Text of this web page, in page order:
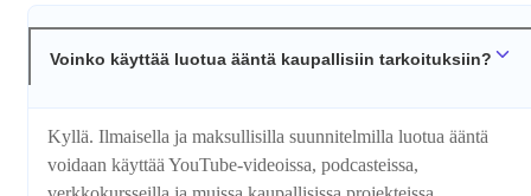
Voinko käyttää luotua ääntä kaupallisiin tarkoituksiin?
Kyllä. Ilmaisella ja maksullisilla suunnitelmilla luotua ääntä
voidaan käyttää YouTube-videoissa, podcasteissa,